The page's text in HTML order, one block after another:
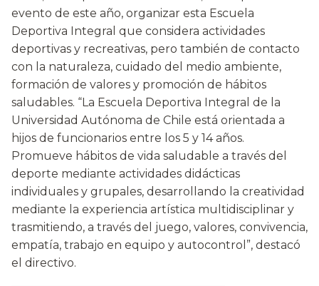
evento de este año, organizar esta Escuela
Deportiva Integral que considera actividades
deportivas y recreativas, pero también de contacto
con la naturaleza, cuidado del medio ambiente,
formación de valores y promoción de hábitos
saludables. “La Escuela Deportiva Integral de la
Universidad Autónoma de Chile está orientada a
hijos de funcionarios entre los 5 y 14 años.
Promueve hábitos de vida saludable a través del
deporte mediante actividades didácticas
individuales y grupales, desarrollando la creatividad
mediante la experiencia artística multidisciplinar y
trasmitiendo, a través del juego, valores, convivencia,
empatía, trabajo en equipo y autocontrol”, destacó
el directivo.